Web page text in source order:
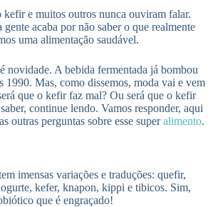
kefir e muitos outros nunca ouviram falar.
gente acaba por não saber o que realmente
uma alimentação saudável.
novidade. A bebida fermentada já bombou
1990. Mas, como dissemos, moda vai e vem
que o kefir faz mal? Ou será que o kefir
continue lendo. Vamos responder, aqui
outras perguntas sobre esse superalimento.
imensas variações e traduções: quefir,
kefer, knapon, kippi e tibicos. Sim,
que é engraçado!